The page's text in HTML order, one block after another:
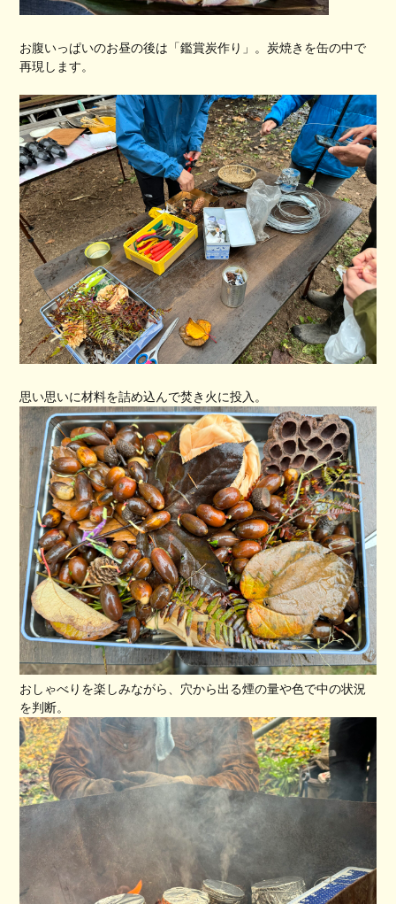
お腹いっぱいのお昼の後は「鑑賞炭作り」。炭焼きを缶の中で
再現します。
思い思いに材料を詰め込んで焚き火に投入。
おしゃべりを楽しみながら、穴から出る煙の量や色で中の状況
を判断。